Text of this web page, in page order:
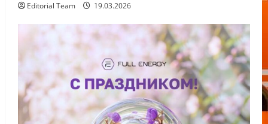
Editorial Team 19.03.2026